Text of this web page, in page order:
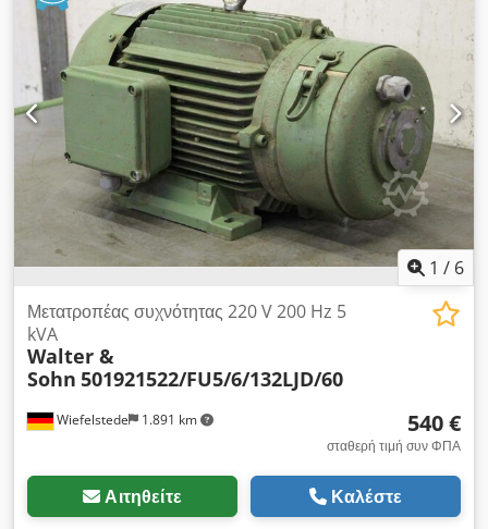
1 / 6
Wiefelstede 1.891 km
Μετατροπέας συχνότητας 220 V 200 Hz 5
kVA
Walter &
Sohn 501921522/FU5/6/132LJD/60
540 €
σταθερή τιμή συν ΦΠΑ
Αιτηθείτε Καλέστε